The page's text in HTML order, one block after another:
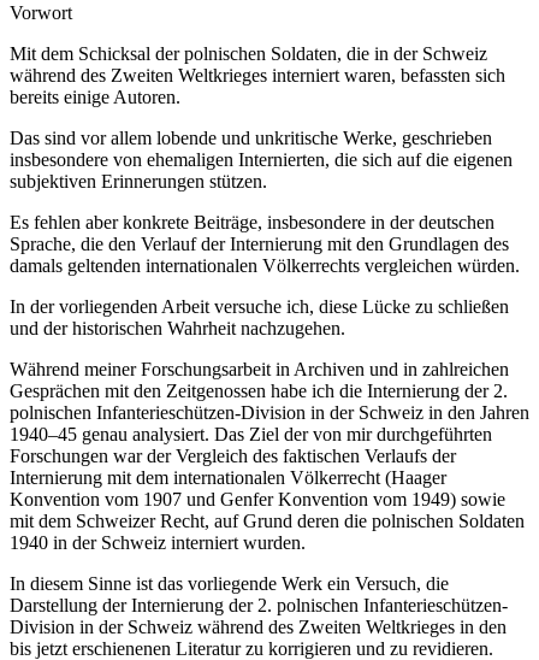
Vorwort
Mit dem Schicksal der polnischen Soldaten, die in der Schweiz
während des Zweiten Weltkrieges interniert waren, befassten sich
bereits einige Autoren.
Das sind vor allem lobende und unkritische Werke, geschrieben
insbesondere von ehemaligen Internierten, die sich auf die eigenen
subjektiven Erinnerungen stützen.
Es fehlen aber konkrete Beiträge, insbesondere in der deutschen
Sprache, die den Verlauf der Internierung mit den Grundlagen des
damals geltenden internationalen Völkerrechts vergleichen würden.
In der vorliegenden Arbeit versuche ich, diese Lücke zu schließen
und der historischen Wahrheit nachzugehen.
Während meiner Forschungsarbeit in Archiven und in zahlreichen
Gesprächen mit den Zeitgenossen habe ich die Internierung der 2.
polnischen Infanterieschützen-Division in der Schweiz in den Jahren
1940–45 genau analysiert. Das Ziel der von mir durchgeführten
Forschungen war der Vergleich des faktischen Verlaufs der
Internierung mit dem internationalen Völkerrecht (Haager
Konvention vom 1907 und Genfer Konvention vom 1949) sowie
mit dem Schweizer Recht, auf Grund deren die polnischen Soldaten
1940 in der Schweiz interniert wurden.
In diesem Sinne ist das vorliegende Werk ein Versuch, die
Darstellung der Internierung der 2. polnischen Infanterieschützen-
Division in der Schweiz während des Zweiten Weltkrieges in den
bis jetzt erschienenen Literatur zu korrigieren und zu revidieren.